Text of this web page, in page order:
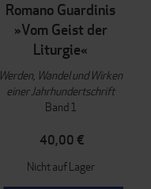
Romano Guardinis
»Vom Geist der
Liturgie«
Werden, Wandel und Wirken
einer Jahrhundertschrift
Band 1
40,00 €
Nicht auf Lager